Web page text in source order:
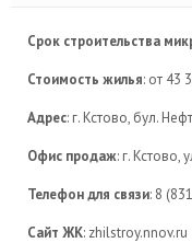
Срок строительства
Стоимость жилья: от 43
Адрес: г. Кстово, бул.
Офис продаж: г. Кстово,
Телефон для связи: 8
Сайт ЖК: zhilstroy.nnov.ru